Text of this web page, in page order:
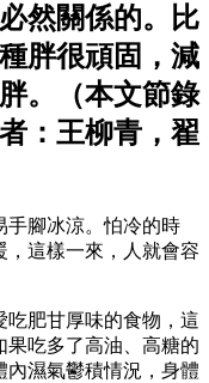
然關係的。比
胖很頑固，減
。（本文節錄
：王柳青，翟
手腳冰涼。怕冷的時
這樣一來，人就會容
肥甘厚味的食物，這
吃多了高油、高糖的
濕氣鬱積情況，身體